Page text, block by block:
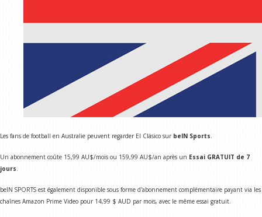
Les fans de football en Australie peuvent regarder El Clásico sur beIN Sports
Un abonnement coûte 15,99 AU$/mois ou 159,99 AU$/an après un Essai GRATUIT de 7
jours
beIN SPORTS est également disponible sous forme d'abonnement complémentaire payant via les
chaînes Amazon Prime Video pour 14,99 $ AUD par mois, avec le même essai gratuit.